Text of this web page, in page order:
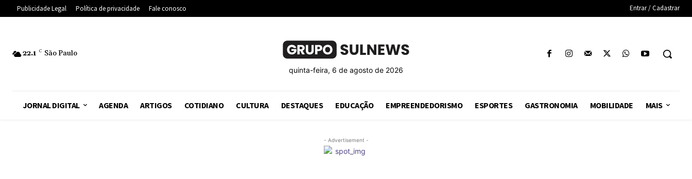
Publicidade Legal Política de privacidade Fale conosco Entrar / Cadastrar
22.1 C São Paulo
quinta-feira, 6 de agosto de 2026
JORNAL DIGITAL AGENDA ARTIGOS COTIDIANO CULTURA DESTAQUES EDUCAÇÃO EMPREENDEDORISMO ESPORTES GASTRONOMIA MOBILIDADE MAIS
- Advertisement -